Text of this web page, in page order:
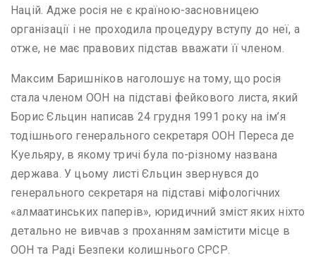
Націй. Адже росія не є країною-засновницею
організації і не проходила процедуру вступу до неї, а
отже, не має правових підстав вважати її членом.
Максим Баришніков наголошує на тому, що росія
стала членом ООН на підставі фейкового листа, який
Борис Єльцин написав 24 грудня 1991 року на ім’я
тодішнього генерального секретаря ООН Переса де
Куельяру, в якому тричі була по-різному названа
держава. У цьому листі Єльцин звернувся до
генерального секретаря на підставі міфологічних
«алмаатинських паперів», юридичний зміст яких ніхто
детально не вивчав з проханням замістити місце в
ООН та Раді Безпеки колишнього СРСР.